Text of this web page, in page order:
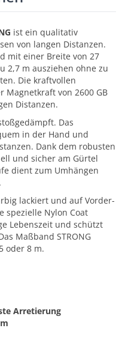
ist ein qualitativ
von langen Distanzen.
mit einer Breite von 27
2,7 m ausziehen ohne zu
Die kraftvollen
Magnetkraft von 2600 GB
Distanzen.
Das
in der Hand und
Dank dem robusten
und sicher am Gürtel
dient zum Umhängen
lackiert und auf Vorder-
spezielle Nylon Coat
Lebenszeit und schützt
Maßband STRONG
oder 8 m.
Arretierung